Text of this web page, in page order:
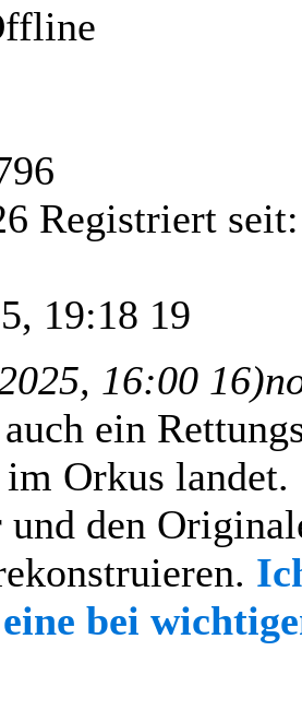
Registriert
19:18 19
16:00 16)
ein
Orkus landet.
und den
bei